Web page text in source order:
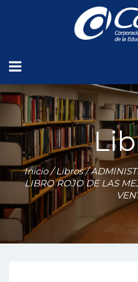
Inicio/Libros/
LIBRO ROJO DE LAS